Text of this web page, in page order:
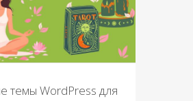
темы WordPress для